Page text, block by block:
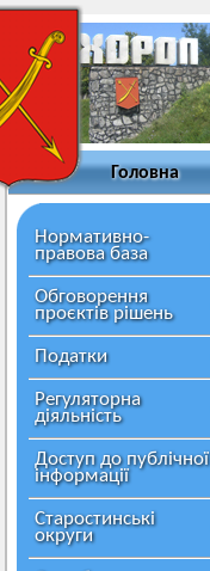
Головна
Нормативно-
правова база
Обговорення
проєктів рішень
Податки
Регуляторна
діяльність
Доступ до публічної
інформації
Старостинські
округи